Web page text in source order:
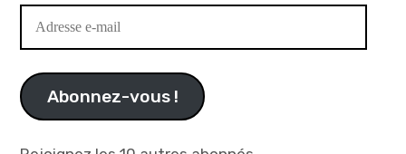
e-
Abonnez-vous !